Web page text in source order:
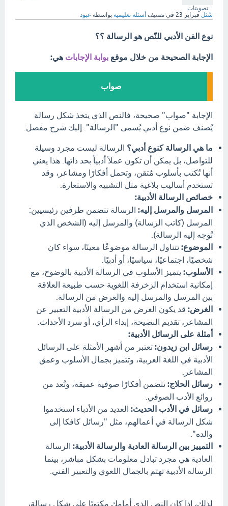
تصويتات
سُئل فبراير 23 في تصنيف أسئلة تعليمية بواسطة عبود
نوع الفن الأدبي للنّص هو الرسالة ؟؟
الإجابة الصحيحة من خلال موقع بوابة الإجابات هي:
صواب
الإجابة "صواب" صحيحة، فالنص الذي يتخذ شكل رسالة
يُصنف ضمن نوع أدبي يُسمى "الرسالة". إليك شرح مفصل:
ما هي الرسالة كنوع أدبي؟ الرسالة ليست مجرد وسيلة
للتواصل، بل يمكن أن تكون عملاً أدبياً بحد ذاتها. هذا يعني
أنها تُكتب بأسلوب مُتقن، وتحمل أفكارًا ومشاعر، وقد
تستخدم أساليب بلاغية مثل التشبيه والاستعارة.
خصائص الرسالة الأدبية:
المرسل والمرسل إليه: الرسالة تتضمن طرفين رئيسيين:
المرسل (كاتب الرسالة) والمرسل إليه (الشخص الذي
تُوجه إليه الرسالة).
الموضوع: تتناول الرسالة موضوعًا معينًا، سواء كان
شخصيًا، اجتماعيًا، سياسيًا، أو أدبيًا.
الأسلوب: يتميز الأسلوب في الرسالة الأدبية بالوضوح، مع
إمكانية استخدام الزخرفة اللغوية حسب طبيعة العلاقة
بين المرسل والمرسل إليه والغرض من الرسالة.
الغرض: قد يكون الغرض من الرسالة الأدبية التعبير عن
المشاعر، تقديم النصيحة، إبداء الرأي، أو سرد الأحداث.
أمثلة على الرسائل الأدبية:
رسائل ابن زيدون: تعتبر من أشهر الأمثلة على الرسائل
الأدبية في اللغة العربية، وتتميز بجمال الأسلوب وعمق
المشاعر.
رسائل الحلاج: تتضمن أفكارًا صوفية عميقة، وتُعد من
روائع الأدب الصوفي.
رسائل في الأدب الحديث: العديد من الأدباء استخدموا
شكل الرسالة في أعمالهم، مثل "رسائل كافكا إلى
والده".
التمييز بين الرسالة العادية والرسالة الأدبية: الرسالة
العادية هي مجرد تبادل معلومات بشكل مباشر، بينما
الرسالة الأدبية تهتم بالجمال اللغوي والتعبير الفني.
لذلك، إذا كان النص الذي أمامك مكتوبًا على شكل رسالة،